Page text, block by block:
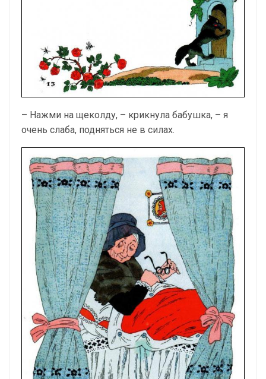
– Нажми на щеколду, – крикнула бабушка, – я
очень слаба, подняться не в силах.